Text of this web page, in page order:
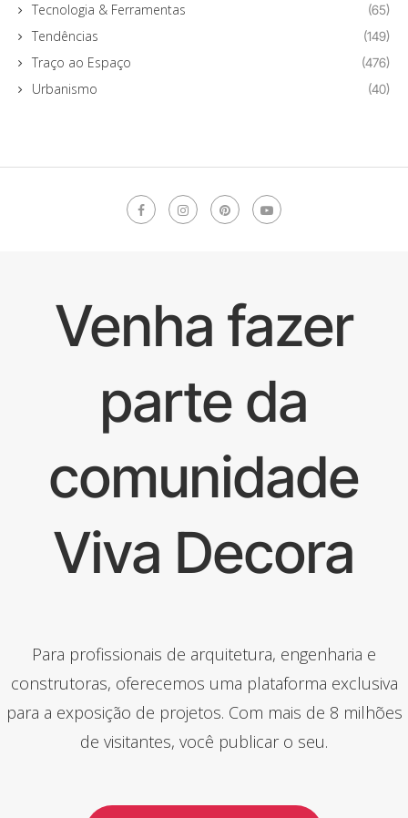
Tecnologia & Ferramentas (65)
Tendências (149)
Traço ao Espaço (476)
Urbanismo (40)
Venha fazer
parte da
comunidade
Viva Decora
Para profissionais de arquitetura, engenharia e
construtoras, oferecemos uma plataforma exclusiva
para a exposição de projetos. Com mais de 8 milhões
de visitantes, você publicar o seu.